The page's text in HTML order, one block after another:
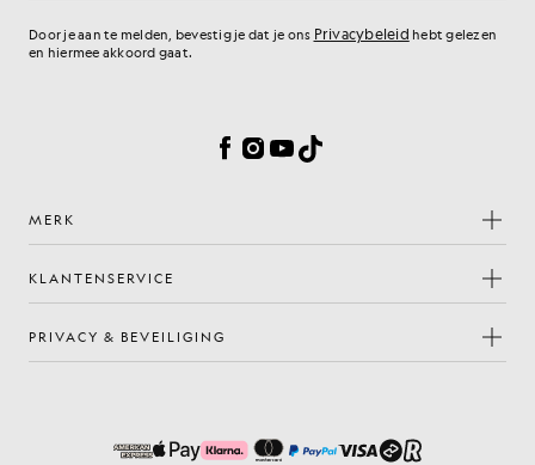
Door je aan te melden, bevestig je dat je ons Privacybeleid hebt gelezen
en hiermee akkoord gaat.
Facebook
Instagram
YouTube
TikTok
MERK
KLANTENSERVICE
PRIVACY & BEVEILIGING